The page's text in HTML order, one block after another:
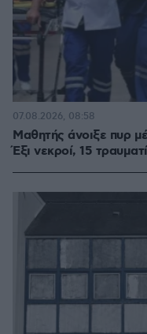
Μαθητής άνοιξε πυρ
Έξι νεκροί, 15
07.08.2026, 08:58